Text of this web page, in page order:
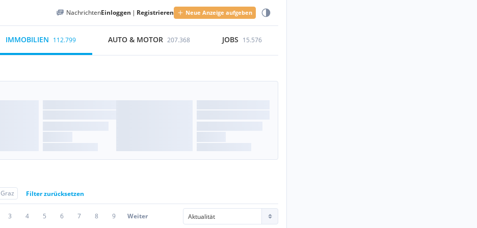
NachrichtenEinloggen | Registrieren Neue Anzeige aufgeben
IMMOBILIEN 112.799 AUTO & MOTOR 207.368 JOBS 15.576
Graz Filter zurücksetzen
3 4 5 6 7 8 9 Weiter